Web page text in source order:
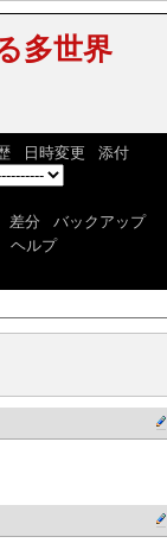
多世界
| 日時変更 添付] [
差分 バックアップ|
ヘルプ]